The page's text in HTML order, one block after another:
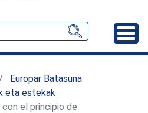
Europar Batasuna
eta estekak
el principio de